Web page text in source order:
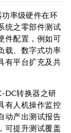
率级硬件在环
统之零部件测试
件配置，例如可
载、数字式功率
有平台扩充及共
DC转换器之研
有人机操作监控
动产出测试报告
可提升测试覆盖